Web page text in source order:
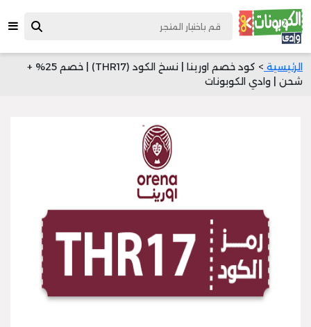
الرئيسية
> كود خصم اورينا | نسخ الكود (THR17) | خصم 25% +
شحن | وادي الكوبونات